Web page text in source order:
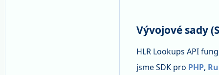
Vývojové sady
HLR Lookups API
jsme SDK pro PHP,